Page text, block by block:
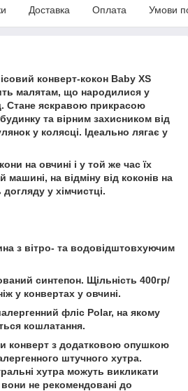
Доставка Оплата Умови
конверт-кокон Baby XS
малятам, що народилися у
Стане яскравою прикрасою
та вірним захисником від
у колясці. Ідеально лягає у
на овчині і у той же час їх
машині, на відміну від коконів на
у хімчистці.
з вітро- та водовідштовхуючим
синтепон. Щільність 400гр/
у конвертах у овчині.
фліс Polar, на якому
кошлатання.
конверт з додатковою опушкою
штучного хутра.
хутра можуть викликати
вони не рекомендовані до